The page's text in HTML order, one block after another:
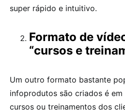
super rápido e intuitivo.
Formato de
“cursos e
Um outro formato bastante
infoprodutos são criados é em
cursos ou treinamentos dos